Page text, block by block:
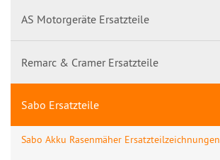
AS Motorgeräte Ersatzteile
Remarc & Cramer Ersatzteile
Sabo Ersatzteile
Sabo Akku Rasenmäher Ersatzteilzeichnungen